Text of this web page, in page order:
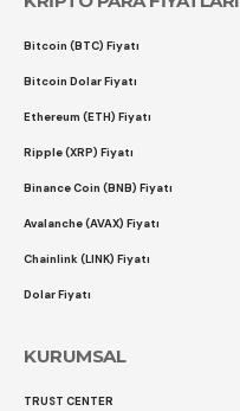
Bitcoin (BTC) Fiyatı
Bitcoin Dolar Fiyatı
Ethereum (ETH) Fiyatı
Ripple (XRP) Fiyatı
Binance Coin (BNB) Fiyatı
Avalanche (AVAX) Fiyatı
Chainlink (LINK) Fiyatı
Dolar Fiyatı
KURUMSAL
TRUST CENTER